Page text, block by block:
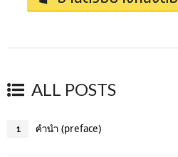
ALL POSTS
1 คำนำ (preface)